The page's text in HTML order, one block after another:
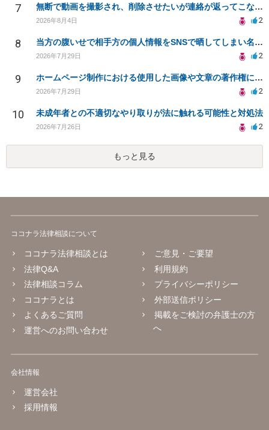
7 無断で動画を撮影され、削除させたいが連絡が返ってこない。
2026年8月4日 2
8 当方の腹いせで相手方の個人情報をSNSで晒してしまい名誉毀損させてしまったかもしれない
2026年7月29日 2
9 ホームページ制作における使用した画像や文章の著作権について
2026年7月29日 2
10 未成年者との不適切なやり取りが法に触れる可能性と対処法
2026年7月26日 2
もっと見る
ココナラ法律相談について
ココナラ法律相談とは
法律Q&A
法律相談コラム
ココナラとは
よくあるご質問
運営へのお問い合わせ
ご意見・ご要望
利用規約
プライバシーポリシー
外部送信ポリシー
掲載をご検討の弁護士の方
へ
会社情報
運営会社
採用情報